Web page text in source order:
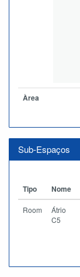
Àrea
Sub-Espaços
Tipo Nome
Room
Átrio
C5